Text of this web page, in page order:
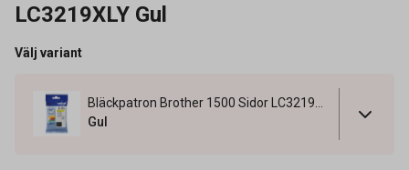
LC3219XLY Gul
Välj variant
Gul